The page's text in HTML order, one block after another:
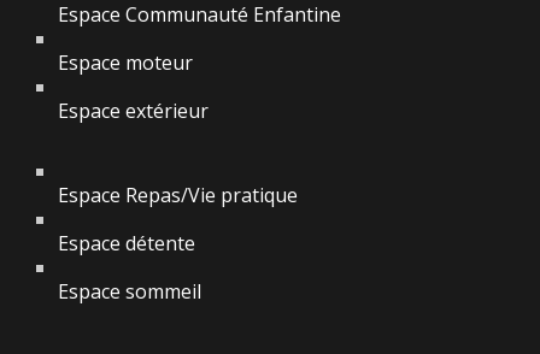
Espace Communauté Enfantine
Espace moteur
Espace extérieur
Espace Repas/Vie pratique
Espace détente
Espace sommeil